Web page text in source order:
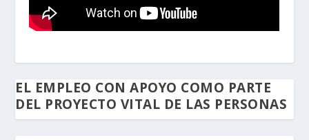
EL EMPLEO CON APOYO COMO PARTE
DEL PROYECTO VITAL DE LAS PERSONAS